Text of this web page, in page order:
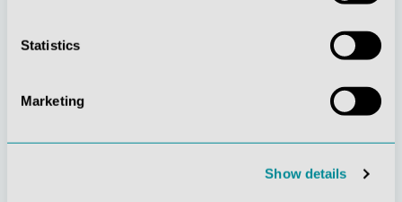
Statistics
Marketing
Show details
Gelebte
Verständnis für